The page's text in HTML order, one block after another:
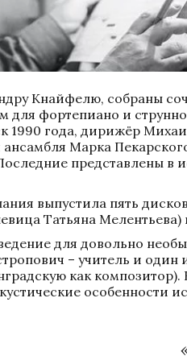
Кнайфелю, собраны
фортепиано и
1990 года, дирижёр
Марка
представлены в
выпустила пять
Татьяна
для довольно
– учитель и
как композитор).
особенности